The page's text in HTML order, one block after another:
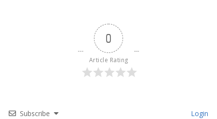
0
Article Rating
Subscribe Login